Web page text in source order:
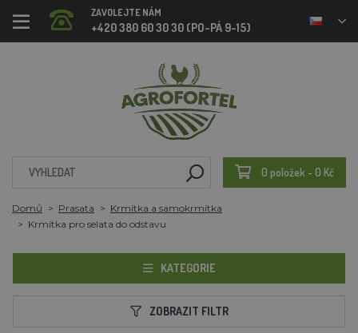
ZAVOLEJTE NÁM
+420 380 60 30 30 (PO-PÁ 9-15)
0 položek - 0 Kč
Domů Prasata
Krmítka a samokrmítka
Krmítka pro selata do odstavu
KATEGORIE
ZOBRAZIT FILTR